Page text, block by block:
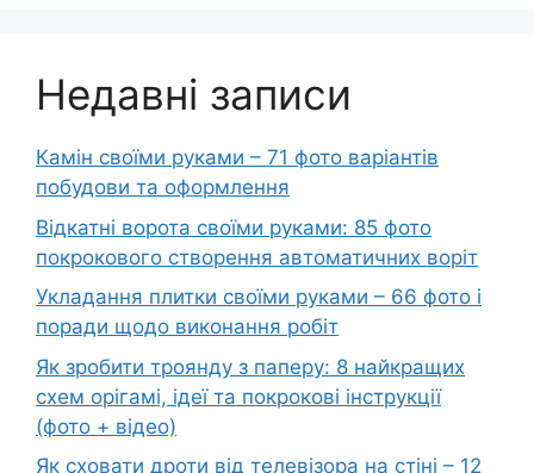
Недавні записи
Камін своїми руками – 71 фото варіантів
побудови та оформлення
Відкатні ворота своїми руками: 85 фото
покрокового створення автоматичних воріт
Укладання плитки своїми руками – 66 фото і
поради щодо виконання робіт
Як зробити троянду з паперу: 8 найкращих
схем орігамі, ідеї та покрокові інструкції
(фото + відео)
Як сховати дроти від телевізора на стіні – 12